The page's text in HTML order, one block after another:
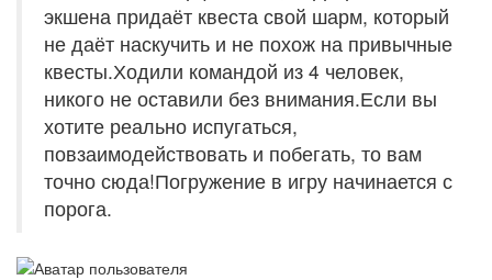
экшена придаёт квеста свой шарм, который
не даёт наскучить и не похож на привычные
квесты.Ходили командой из 4 человек,
никого не оставили без внимания.Если вы
хотите реально испугаться,
повзаимодействовать и побегать, то вам
точно сюда!Погружение в игру начинается с
порога.